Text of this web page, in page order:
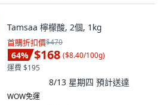
Tamsaa 檸檬酸, 2個, 1kg
首購折扣價$470
64% $168 ($8.40/100g)
運費 $195
8/13 星期四 預計送達
WOW免運